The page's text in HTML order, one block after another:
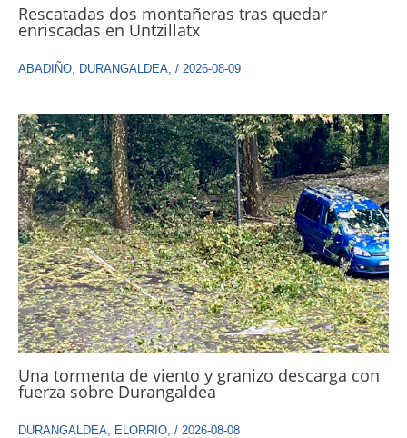
Rescatadas dos montañeras tras quedar
enriscadas en Untzillatx
ABADIÑO DURANGALDEA / 2026-08-09
Una tormenta de viento y granizo descarga con
fuerza sobre Durangaldea
DURANGALDEA ELORRIO / 2026-08-08